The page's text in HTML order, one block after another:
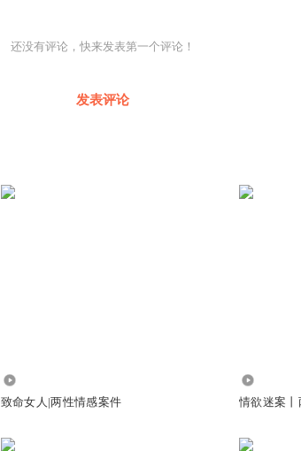
还没有评论，快来发表第一个评论！
发表评论
致命女人|两性情感案件 情欲迷案